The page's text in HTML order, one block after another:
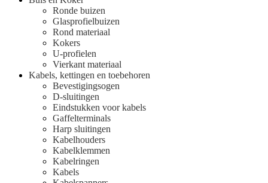
Ronde buizen
Glasprofielbuizen
Rond materiaal
Kokers
U-profielen
Vierkant materiaal
Kabels, kettingen en toebehoren
Bevestigingsogen
D-sluitingen
Eindstukken voor kabels
Gaffelterminals
Harp sluitingen
Kabelhouders
Kabelklemmen
Kabelringen
Kabels